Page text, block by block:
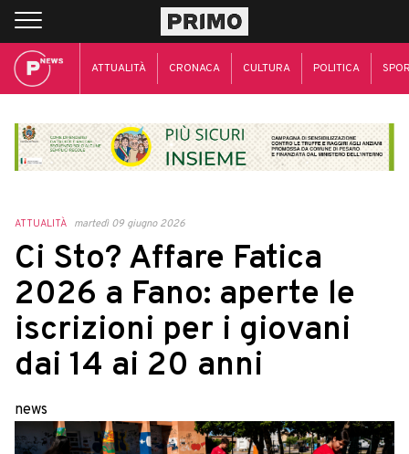
ATTUALITÀ CRONACA CULTURA POLITICA
ATTUALITÀ martedì 09 giugno 2026
Ci Sto? Affare Fatica
2026 a Fano: aperte le
iscrizioni per i giovani
dai 14 ai 20 anni
news